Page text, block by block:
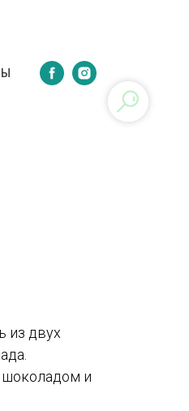
из двух
шоколадом и